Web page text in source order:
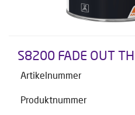
S8200 FADE OUT
Artikelnummer
Produktnummer